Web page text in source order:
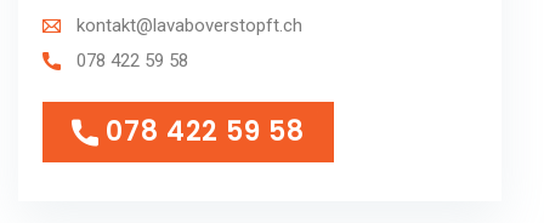
kontakt@lavaboverstopft.ch
078 422 59 58
078 422 59 58
078 422 59 58